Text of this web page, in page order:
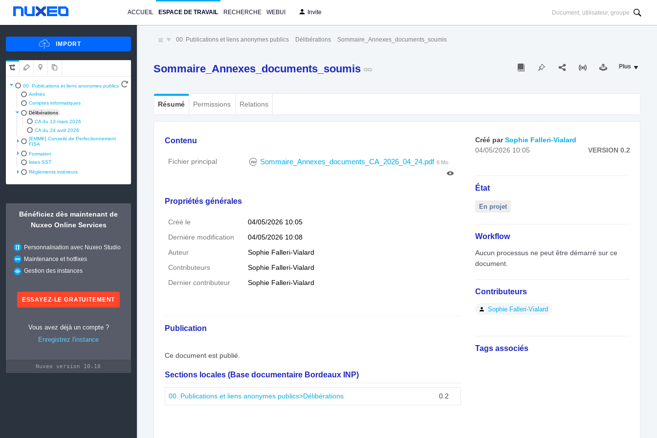
ACCUEIL ESPACE DE TRAVAIL RECHERCHE WEBUI Invite
00. Publications et liens anonymes publics
Arrêtés
Comptes informatiques
Délibérations
CA du 13 mars 2026
CA du 24 avril 2026
[EMMK] Conseils de Perfectionnement
FISA
Formation
listes SST
Règlements intérieurs
Bénéficiez dès maintenant de
Nuxeo Online Services
Personnalisation avec Nuxeo Studio
Maintenance et hotfixes
Gestion des instances
ESSAYEZ-LE GRATUITEMENT
Vous avez déjà un compte ?
Enregistrez l'instance
Nuxeo version 10.10
00. Publications et liens anonymes publics Délibérations Sommaire_Annexes_documents_soumis
Sommaire_Annexes_documents_soumis Plus
Résumé Permissions Relations
Contenu
Fichier principal Sommaire_Annexes_documents_CA_2026_04_24.pdf 8 Mo
Propriétés générales
Créé le 04/05/2026 10:05
Dernière modification 04/05/2026 10:08
Auteur Sophie Falleri-Vialard
Contributeurs Sophie Falleri-Vialard
Dernier contributeur Sophie Falleri-Vialard
Publication
Ce document est publié.
Sections locales (Base documentaire Bordeaux INP)
00. Publications et liens anonymes publics>Délibérations 0.2
Créé parSophie Falleri-Vialard
04/05/2026 10:05
VERSION 0.2
État
En projet
Workflow
Aucun processus ne peut être démarré sur ce
document.
Contributeurs
Sophie Falleri-Vialard
Tags associés